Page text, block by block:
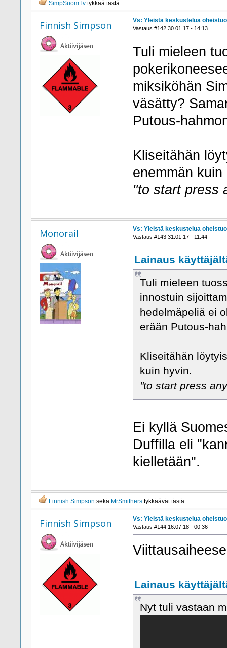
SimpSuomTvtykkää tästä.
Finnish Simpson Vs: Yleistä keskustelua
Vastaus #142 30.01.17 - 14:13
Tuli mieleen
miksiköhän
väsätty?
Putous-
Kliseitähän
enemmän kuin
"to start press
Monorail Vs: Yleistä keskustelua
Vastaus #143 31.01.17 - 11:44
Lainaus
Tuli mieleen
innostuin
hedelmäpeliä ei
erään Putous-
Kliseitähän
kuin hyvin.
"to start press
Ei kyllä
Duffilla eli
kielletään".
Finnish Simpson sekä MrSmitherstykkäävät tästä.
Finnish Simpson Vs: Yleistä keskustelua
Vastaus #144 16.07.18 - 00:36
Lainaus
Nyt tuli vastaan